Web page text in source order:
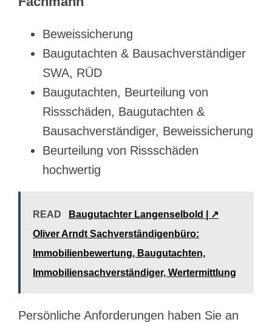
Beweissicherung
Baugutachten & Bausachverständiger
SWA, RÜD
Baugutachten, Beurteilung von
Rissschäden, Baugutachten &
Bausachverständiger, Beweissicherung
Beurteilung von Rissschäden
hochwertig
READ
Baugutachter Langenselbold | ↗️
Oliver Arndt Sachverständigenbüro:
Immobilienbewertung, Baugutachten,
Immobiliensachverständiger, Wertermittlung
Persönliche Anforderungen haben Sie an